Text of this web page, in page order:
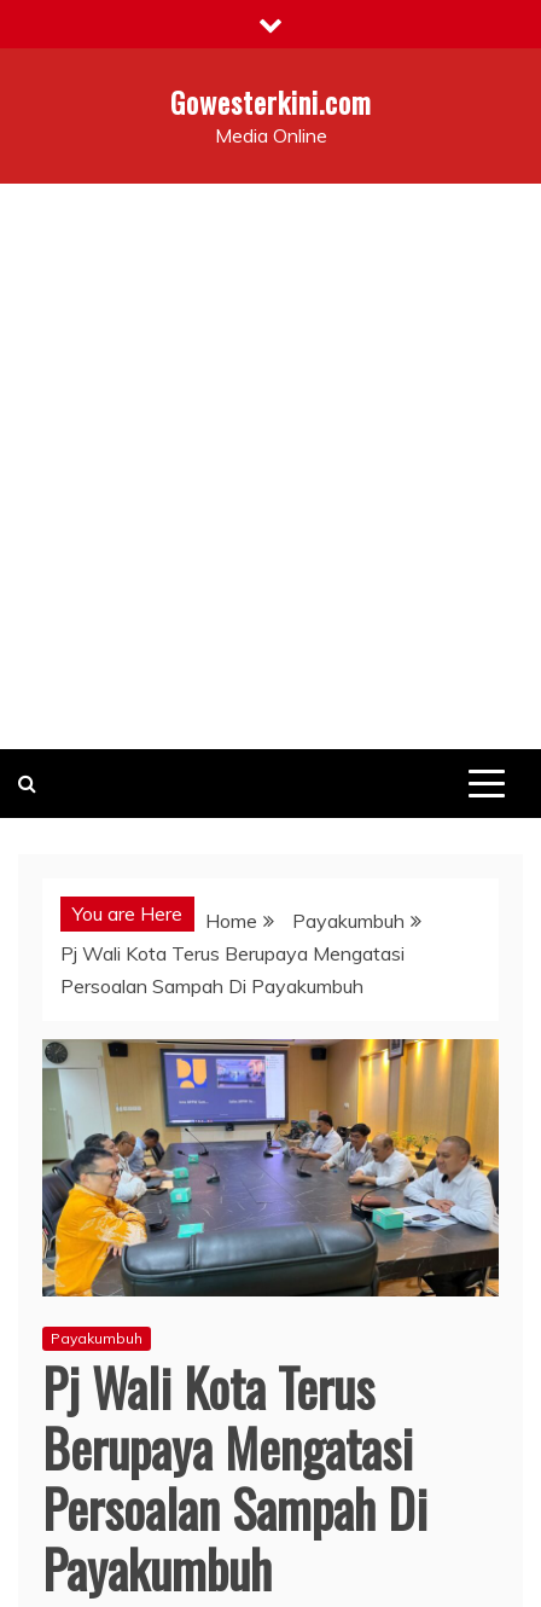
to
Gowesterkini.com
Media Online
You are Here Home
Payakumbuh
Pj Wali Kota Terus Berupaya Mengatasi
Persoalan Sampah Di Payakumbuh
Payakumbuh
Pj Wali Kota Terus
Berupaya Mengatasi
Persoalan Sampah Di
Payakumbuh